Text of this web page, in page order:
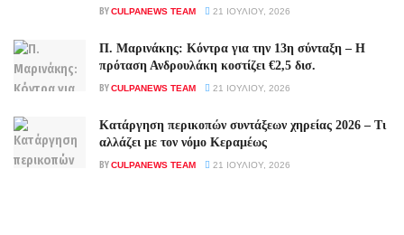
BYCULPANEWS TEAM 21 ΙΟΥΛΊΟΥ, 2026
Π. Μαρινάκης: Κόντρα για την 13η σύνταξη – Η
πρόταση Ανδρουλάκη κοστίζει €2,5 δισ.
BYCULPANEWS TEAM 21 ΙΟΥΛΊΟΥ, 2026
Κατάργηση περικοπών συντάξεων χηρείας 2026 – Τι
αλλάζει με τον νόμο Κεραμέως
BYCULPANEWS TEAM 21 ΙΟΥΛΊΟΥ, 2026